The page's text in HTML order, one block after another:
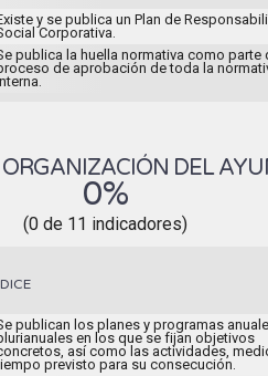
y se publica un Plan de
Corporativa.
publica la huella normativa como parte
de aprobación de toda la
DEL
0%
(0 de 11 indicadores)
publican los planes y programas
en los que se fijan objetivos
así como las actividades,
previsto para su consecución.